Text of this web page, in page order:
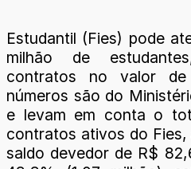
Estudantil (Fies) pode
milhão de
contratos no valor
números são do
e levam em conta o
contratos ativos do Fies,
saldo devedor de R$